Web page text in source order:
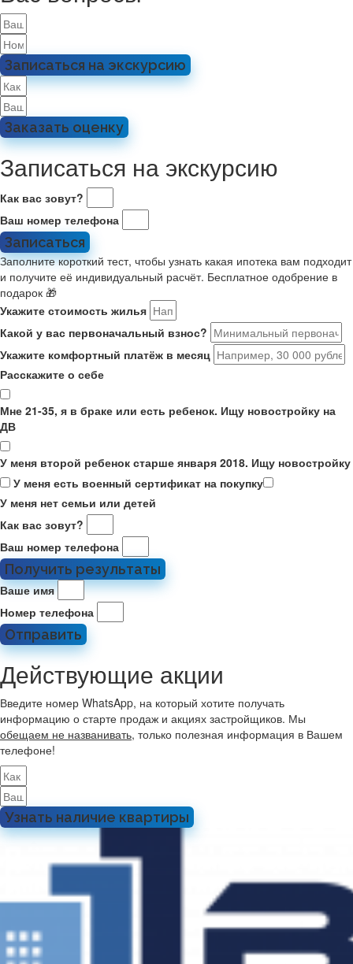
Записаться на экскурсию
Заказать оценку
Записаться на экскурсию
Как вас зовут?
Ваш номер телефона
Записаться
Заполните короткий тест, чтобы узнать какая ипотека вам подходит
и получите её индивидуальный расчёт. Бесплатное одобрение в
подарок 🎁
Укажите стоимость жилья
Какой у вас первоначальный взнос?
Укажите комфортный платёж в месяц
Расскажите о себе
Мне 21-35, я в браке или есть ребенок. Ищу новостройку на
ДВ
У меня второй ребенок старше января 2018. Ищу новостройку
У меня есть военный сертификат на покупку
У меня нет семьи или детей
Как вас зовут?
Ваш номер телефона
Получить результаты
Ваше имя
Номер телефона
Отправить
Действующие акции
Введите номер WhatsApp, на который хотите получать
информацию о старте продаж и акциях застройщиков. Мы
обещаем не названивать, только полезная информация в Вашем
телефоне!
Узнать наличие квартиры